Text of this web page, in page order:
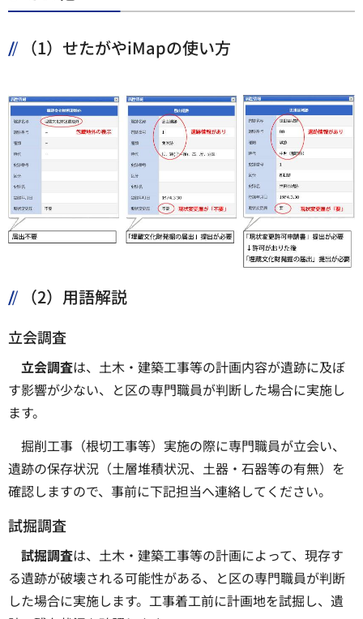
（1） せたがやiMapの使い方
（2）用語解説
立会調査
立会調査は、土木・建築工事等の計画内容が遺跡に及ぼ
す影響が少ない、と区の専門職員が判断した場合に実施し
ます。
掘削工事（根切工事等）実施の際に専門職員が立会い、
遺跡の保存状況（土層堆積状況、土器・石器等の有無）を
確認しますので、事前に下記担当へ連絡してください。
試掘調査
試掘調査は、土木・建築工事等の計画によって、現存す
る遺跡が破壊される可能性がある、と区の専門職員が判断
した場合に実施します。工事着工前に計画地を試掘し、遺